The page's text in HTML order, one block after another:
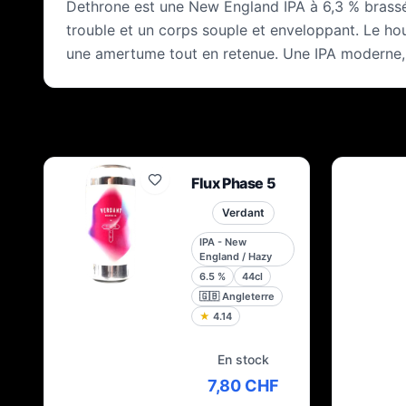
Dethrone est une New England IPA à 6,3 %
trouble et un corps souple et enveloppant. Le
une amertume tout en retenue. Une IPA
Flux Phase 5
Verdant
IPA - New
England / Hazy
6.5 %
44cl
🇬🇧 Angleterre
★ 4.14
En stock
7,80 CHF